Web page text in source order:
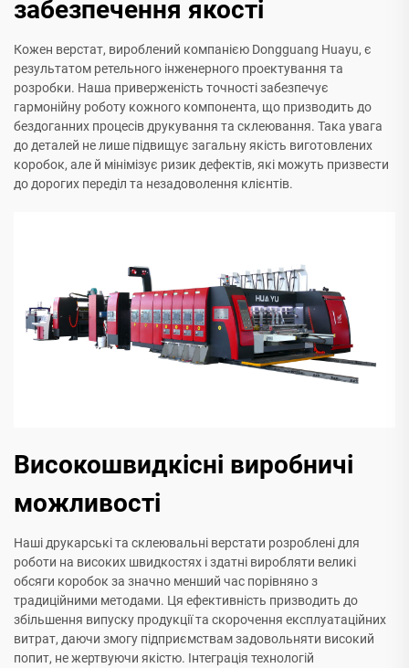
забезпечення якості
Кожен верстат, вироблений компанією Dongguang Huayu, є
результатом ретельного інженерного проектування та
розробки. Наша приверженість точності забезпечує
гармонійну роботу кожного компонента, що призводить до
бездоганних процесів друкування та склеювання. Така увага
до деталей не лише підвищує загальну якість виготовлених
коробок, але й мінімізує ризик дефектів, які можуть призвести
до дорогих переділ та незадоволення клієнтів.
Високошвидкісні виробничі
можливості
Наші друкарські та склеювальні верстати розроблені для
роботи на високих швидкостях і здатні виробляти великі
обсяги коробок за значно менший час порівняно з
традиційними методами. Ця ефективність призводить до
збільшення випуску продукції та скорочення експлуатаційних
витрат, даючи змогу підприємствам задовольняти високий
попит, не жертвуючи якістю. Інтеграція технологій